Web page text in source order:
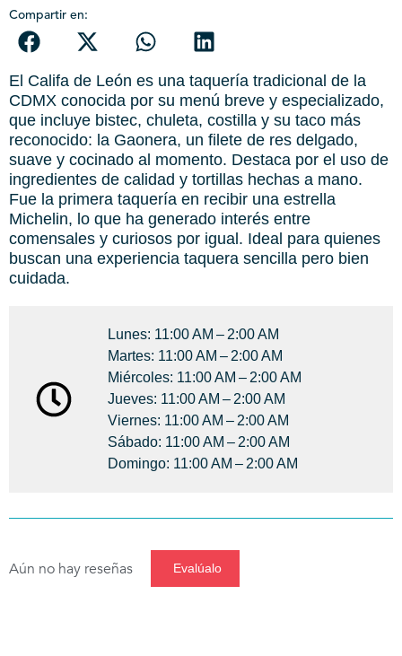
Compartir en:
El Califa de León es una taquería tradicional de la
CDMX conocida por su menú breve y especializado,
que incluye bistec, chuleta, costilla y su taco más
reconocido: la Gaonera, un filete de res delgado,
suave y cocinado al momento. Destaca por el uso de
ingredientes de calidad y tortillas hechas a mano.
Fue la primera taquería en recibir una estrella
Michelin, lo que ha generado interés entre
comensales y curiosos por igual. Ideal para quienes
buscan una experiencia taquera sencilla pero bien
cuidada.
Lunes: 11:00 AM – 2:00 AM
Martes: 11:00 AM – 2:00 AM
Miércoles: 11:00 AM – 2:00 AM
Jueves: 11:00 AM – 2:00 AM
Viernes: 11:00 AM – 2:00 AM
Sábado: 11:00 AM – 2:00 AM
Domingo: 11:00 AM – 2:00 AM
Aún no hay reseñas Evalúalo